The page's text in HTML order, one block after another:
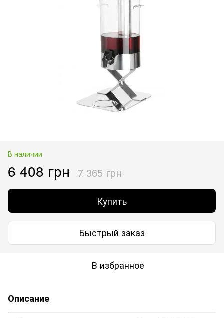
В наличии
6 408 грн 7 365 грн
Купить
Быстрый заказ
В избранное
Описание